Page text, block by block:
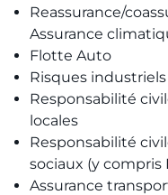
Reassurance/
Assurance
Flotte Auto
Risques
Responsabilité
locales
Responsabilité
sociaux (y compris
Assurance